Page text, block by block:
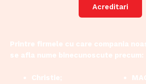
Acreditari
Printre firmele cu care compania
se afla nume binecunoscute precum:
Christie;